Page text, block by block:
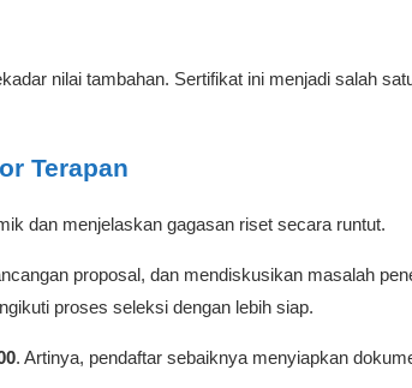
nilai tambahan. Sertifikat ini menjadi salah
Terapan
dan menjelaskan gagasan riset secara runtut.
proposal, dan mendiskusikan masalah
proses seleksi dengan lebih siap.
. Artinya, pendaftar sebaiknya menyiapkan